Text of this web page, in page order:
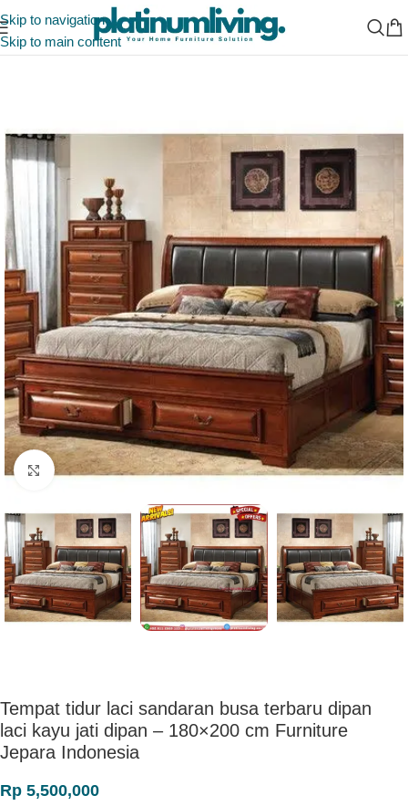
Skip to navigation
Skip to main content
Beranda/Tempat Tidur
Click to enlarge
Tempat tidur laci sandaran busa terbaru dipan
laci kayu jati dipan – 180×200 cm Furniture
Jepara Indonesia
Rp 5,500,000